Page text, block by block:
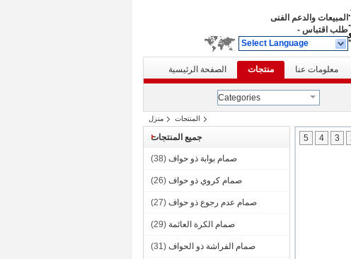
المبيعات والدعم الفنى
طلب اقتباس -
Select Language
الصفحة الرئيسية منتجات معلومات عنا
Categories
منزل المنتجات
جميع المنتجات
صمام بوابة ذو حواف (38)
صمام كروي ذو حواف (26)
صمام عدم رجوع ذو حواف (27)
صمام الكرة العائمة (29)
صمام الفراشة ذو الحواف (31)
3
4
5